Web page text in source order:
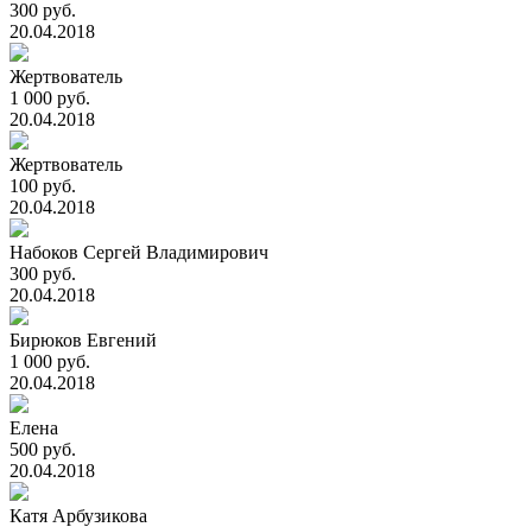
300 руб.
20.04.2018
Жертвователь
1 000 руб.
20.04.2018
Жертвователь
100 руб.
20.04.2018
Набоков Сергей Владимирович
300 руб.
20.04.2018
Бирюков Евгений
1 000 руб.
20.04.2018
Елена
500 руб.
20.04.2018
Катя Арбузикова